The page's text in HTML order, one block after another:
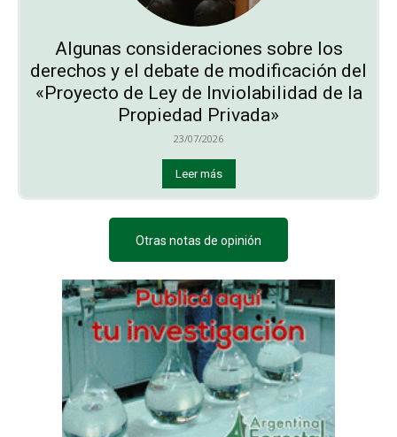
Algunas consideraciones sobre los
derechos y el debate de modificación del
«Proyecto de Ley de Inviolabilidad de la
Propiedad Privada»
23/07/2026
Leer más
Otras notas de opinión